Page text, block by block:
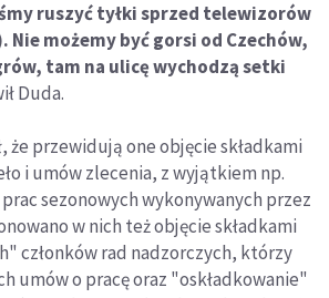
ruszyć tyłki sprzed telewizorów
Nie możemy być gorsi od Czechów,
tam na ulicę wychodzą setki
Duda.
że przewidują one objęcie składkami
i umów zlecenia, z wyjątkiem np.
sezonowych wykonywanych przez
w nich też objęcie składkami
członków rad nadzorczych, którzy
umów o pracę oraz "oskładkowanie"